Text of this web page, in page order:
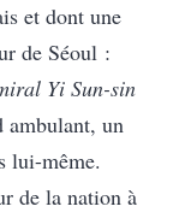
et dont une
de Séoul :
Yi Sun-sin
ambulant, un
lui-même.
de la nation à